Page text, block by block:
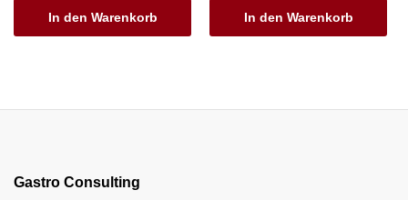
In den Warenkorb In den Warenkorb
Gastro Consulting